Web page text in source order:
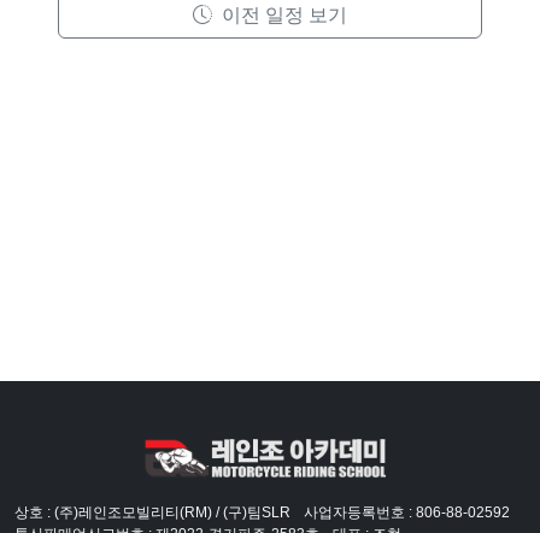
이전 일정 보기
상호 : (주)레인조모빌리티(RM) / (구)팀SLR
사업자등록번호 : 806-88-02592